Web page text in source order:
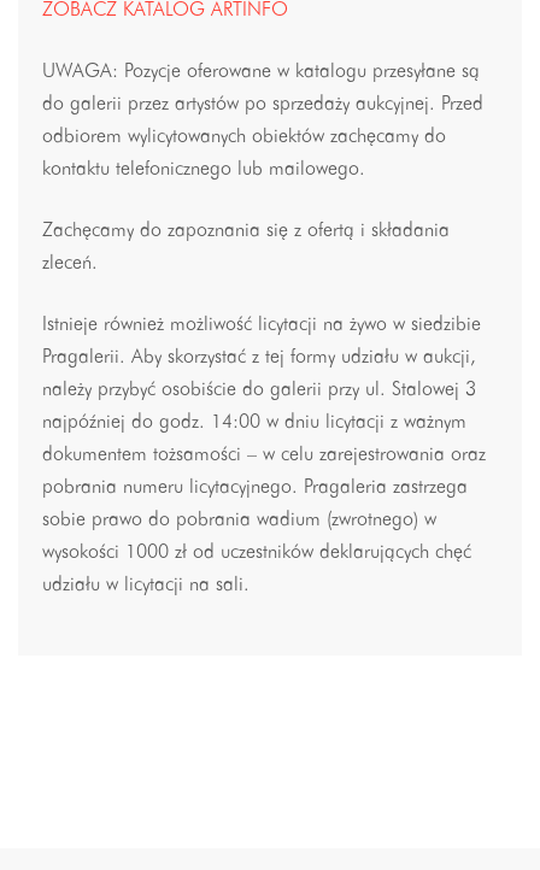
ZOBACZ KATALOG ARTINFO
UWAGA: Pozycje oferowane w katalogu przesyłane są
do galerii przez artystów po sprzedaży aukcyjnej. Przed
odbiorem wylicytowanych obiektów zachęcamy do
kontaktu telefonicznego lub mailowego.
Zachęcamy do zapoznania się z ofertą i składania
zleceń.
Istnieje również możliwość licytacji na żywo w siedzibie
Pragalerii. Aby skorzystać z tej formy udziału w aukcji,
należy przybyć osobiście do galerii przy ul. Stalowej 3
najpóźniej do godz. 14:00 w dniu licytacji z ważnym
dokumentem tożsamości – w celu zarejestrowania oraz
pobrania numeru licytacyjnego. Pragaleria zastrzega
sobie prawo do pobrania wadium (zwrotnego) w
wysokości 1000 zł od uczestników deklarujących chęć
udziału w licytacji na sali.